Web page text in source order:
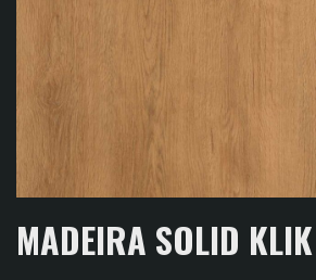
MADEIRA SOLID KLIK